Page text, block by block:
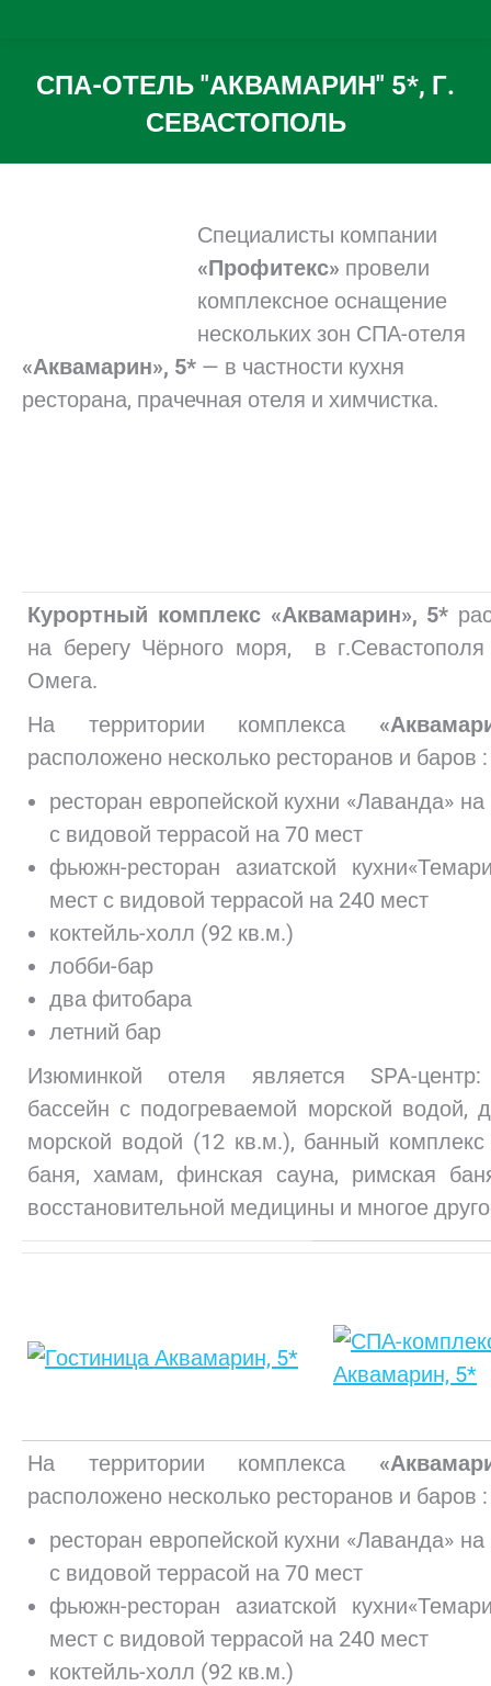
СПА-ОТЕЛЬ "АКВАМАРИН" 5*, Г.
СЕВАСТОПОЛЬ
Вы здесь:
Специалисты компании
«Профитекс» провели
комплексное оснащение
нескольких зон СПА-отеля
«Аквамарин», 5* — в частности кухня
ресторана, прачечная отеля и химчистка.
Курортный комплекс «Аквамарин», 5*
на берегу Чёрного моря, в
Омега.
На территории комплекса
расположено несколько ресторанов и баров :
ресторан европейской кухни «Лаванда»
с видовой террасой на 70 мест
фьюжн-ресторан азиатской
мест с видовой террасой на 240 мест
коктейль-холл (92 кв.м.)
лобби-бар
два фитобара
летний бар
Изюминкой отеля является SPA-
бассейн с подогреваемой морской водой,
морской водой (12 кв.м.), банный комплекс
баня, хамам, финская сауна, римская
восстановительной медицины и многое
На территории комплекса
расположено несколько ресторанов и баров :
ресторан европейской кухни «Лаванда»
с видовой террасой на 70 мест
фьюжн-ресторан азиатской
мест с видовой террасой на 240 мест
коктейль-холл (92 кв.м.)